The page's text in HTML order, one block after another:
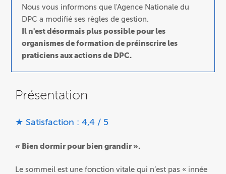
Nous vous informons que l'Agence Nationale du
DPC a modifié ses règles de gestion.
Il n'est désormais plus possible pour les
organismes de formation de préinscrire les
praticiens aux actions de DPC.
Présentation
★ Satisfaction : 4,4 / 5
« Bien dormir pour bien grandir ».
Le sommeil est une fonction vitale qui n’est pas « innée